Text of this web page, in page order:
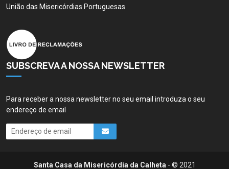
União das Misericórdias Portuguesas
SUBSCREVA A NOSSA NEWSLETTER
Para receber a nossa newsletter no seu email introduza o seu
endereço de email
Santa Casa da Misericórdia da Calheta - © 2021